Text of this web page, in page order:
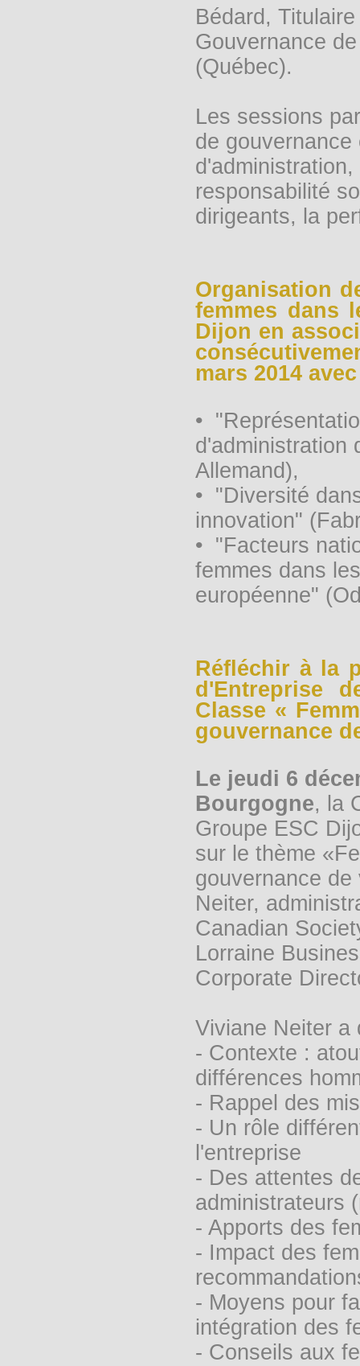
Bédard,
Gouvernance
(Québec).
Les sessions
de
responsabilité
dirigeants, la
Organisation
femmes dans
Dijon en
mars 2014
•
d'administration
Allemand),
• "Diversité
innovation"
• "Facteurs
femmes dans
européenne"
Réfléchir à la
d'Entreprise
Classe «
gouvernance
Le jeudi 6
Bourgogne, la
Groupe ESC
sur le thème
gouvernance
Neiter,
Canadian
Lorraine
Corporate
Viviane Neiter a
- Contexte :
différences
- Rappel des
- Un rôle
l'entreprise
- Des attentes
administrateurs
- Apports des
- Impact des
- Moyens pour
intégration des
- Conseils aux